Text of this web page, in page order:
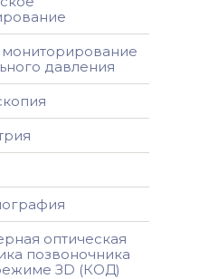
мониторирование
давления
оптическая
позвоночника
ЗD (КОД)